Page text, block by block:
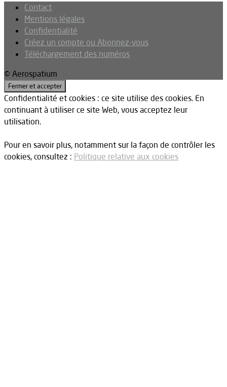
Contact
Mentions légales
Confidentialité
Créez un compte ou Abonnez-vous
Téléchargement des numéros
© Aerospatium
Confidentialité et cookies : ce site utilise des cookies. En
continuant à utiliser ce site Web, vous acceptez leur
utilisation.
Pour en savoir plus, notamment sur la façon de contrôler les
cookies, consultez : Politique relative aux cookies